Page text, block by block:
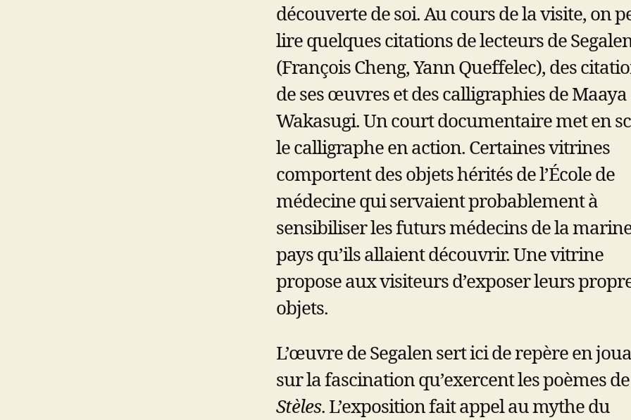
découverte de soi. Au cours de la visite, on
lire quelques citations de lecteurs de
(François Cheng, Yann Queffelec), des
de ses œuvres et des calligraphies de Maaya
Wakasugi. Un court documentaire met en
le calligraphe en action. Certaines vitrines
comportent des objets hérités de l’École de
médecine qui servaient probablement à
sensibiliser les futurs médecins de la
pays qu’ils allaient découvrir. Une vitrine
propose aux visiteurs d’exposer leurs
objets.
L’œuvre de Segalen sert ici de repère en
sur la fascination qu’exercent les poèmes de
Stèles. L’exposition fait appel au mythe du